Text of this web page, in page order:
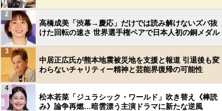
高橋成美「渋幕→慶応」だけでは読み解けないズバ抜
けた回転の速さ 世界選手権ペアで日本人初の銅メダル
2
中居正広氏が熊本地震被災地を支援と報道 引退後も変
わらないチャリティー精神と芸能界復帰の可能性
3
松本若菜「ジュラシック・ワールド」吹き替え《棒読
み》論争再燃…暗雲漂う主演ドラマに新たな逆風
4